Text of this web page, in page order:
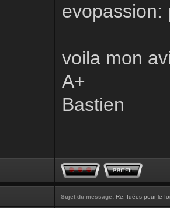
evopassion:
voila mon
A+
Bastien
Sujet du message: Re: Idées pour le